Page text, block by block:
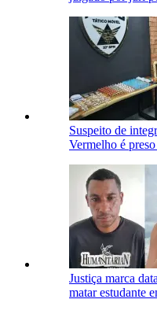
Suspeito de
Vermelho é
Justiça marca
matar estudante